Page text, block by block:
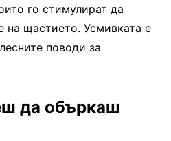
го стимулират да
на щастието. Усмивката е
поводи за
да объркаш